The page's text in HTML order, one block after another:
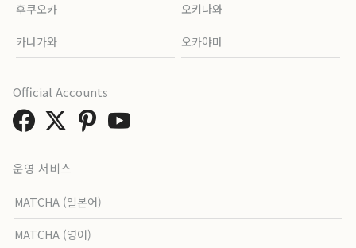
후쿠오카 오키나와
카나가와 오카야마
운영 서비스
MATCHA (일본어)
MATCHA (영어)
Official Accounts